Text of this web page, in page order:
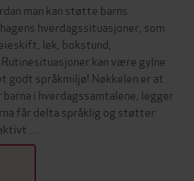
man kan støtte barns
hverdagssituasjoner, som
lek, bokstund,
kan være gylne
godt språkmiljø! Nøkkelen er at
i hverdagssamtalene, legger
får delta språklig og støtter
…